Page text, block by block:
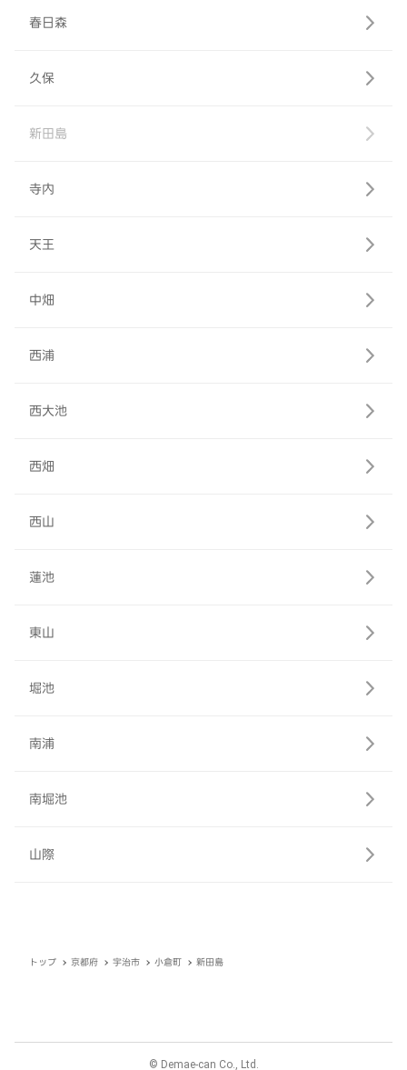
春日森
久保
新田島
寺内
天王
中畑
西浦
西大池
西畑
西山
蓮池
東山
堀池
南浦
南堀池
山際
トップ 京都府 宇治市 小倉町 新田島
© Demae-can Co., Ltd.